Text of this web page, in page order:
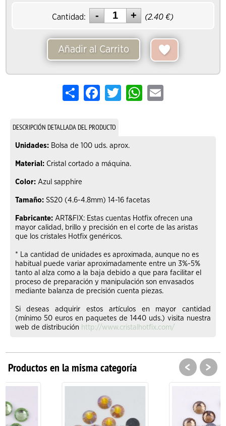
Cantidad: (2.40 €)
Añadir al Carrito
Share FacebookTwitterWhatsApp
Email
DESCRIPCIÓN DETALLADA DEL PRODUCTO
Unidades:Bolsa de 100 uds. aprox.
Material:Cristal cortado a máquina.
Color:Azul sapphire
Tamaño:SS20 (4.6-4.8mm) 14-16 facetas
Fabricante:ART&FIX: Estas cuentas Hotfix ofrecen una
mayor calidad, brillo y precisión en el corte de las aristas
que los cristales Hotfix genéricos.
* La cantidad de unidades es aproximada, aunque no es
habitual puede variar aproximadamente entre un 3%-5%
tanto al alza como a la baja debido a que para facilitar el
proceso de preparación y manipulación son envasados
mediante balanza de precisión cuenta piezas.
Si deseas adquirir estos artículos en mayor cantidad
(mínimo 50 euros en paquetes de 1440 uds.) visita nuestra
web de distribución http://www.cristalhotfix.com/
Productos en la misma categoría < >